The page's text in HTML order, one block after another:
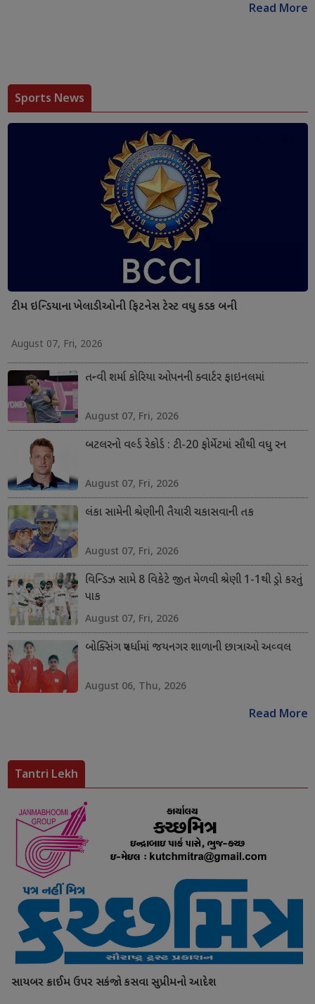
Read More
Sports News
ટીમ ઇન્ડિયાના ખેલાડીઓની ફિટનેસ ટેસ્ટ વધુ કડક બની
August 07, Fri, 2026
તન્વી શર્મા કોરિયા ઓપનની ક્વાર્ટર ફાઇનલમાં
August 07, Fri, 2026
બટલરનો વર્લ્ડ રેકોર્ડ : ટી-20 ફોર્મેટમાં સૌથી વધુ રન
August 07, Fri, 2026
લંકા સામેની શ્રેણીની તૈયારી ચકાસવાની તક
August 07, Fri, 2026
વિન્ડિઝ સામે 8 વિકેટે જીત મેળવી શ્રેણી 1-1થી ડ્રો કરતું
પાક
August 07, Fri, 2026
બોક્સિંગ સ્પર્ધામાં જયનગર શાળાની છાત્રાઓ અવ્વલ
August 06, Thu, 2026
Read More
Tantri Lekh
સાયબર ક્રાઈમ ઉપર સકંજો કસવા સુપ્રીમનો આદેશ